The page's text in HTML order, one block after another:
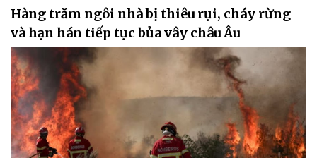
Hàng trăm ngôi nhà bị thiêu rụi, cháy rừng
và hạn hán tiếp tục bủa vây châu Âu